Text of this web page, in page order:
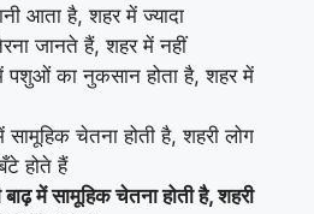
आता है, शहर में ज्यादा
जानते हैं, शहर में नहीं
पशुओं का नुकसान होता है, शहर में
सामूहिक चेतना होती है, शहरी लोग
होते हैं
में सामूहिक चेतना होती है, शहरी